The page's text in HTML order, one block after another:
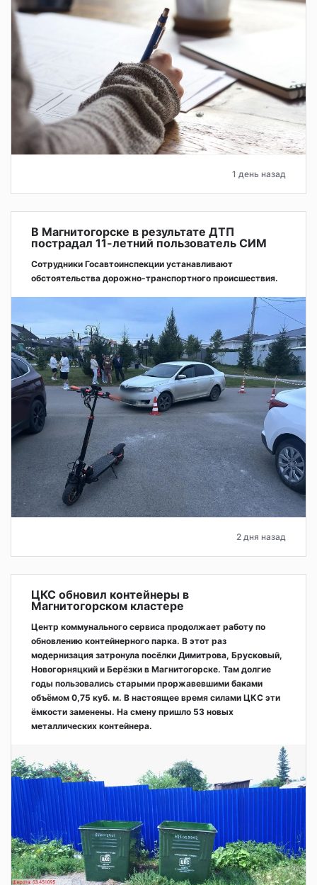
1 день назад
В Магнитогорске в результате ДТП
пострадал 11-летний пользователь СИМ
Сотрудники Госавтоинспекции устанавливают
обстоятельства дорожно-транспортного происшествия.
2 дня назад
ЦКС обновил контейнеры в
Магнитогорском кластере
Центр коммунального сервиса продолжает работу по
обновлению контейнерного парка. В этот раз
модернизация затронула посёлки Димитрова, Брусковый,
Новогорняцкий и Берёзки в Магнитогорске. Там долгие
годы пользовались старыми проржавевшими баками
объёмом 0,75 куб. м. В настоящее время силами ЦКС эти
ёмкости заменены. На смену пришло 53 новых
металлических контейнера.